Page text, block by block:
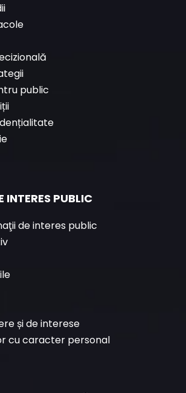
public
INTERES PUBLIC
de interes public
și de interese
cu caracter personal